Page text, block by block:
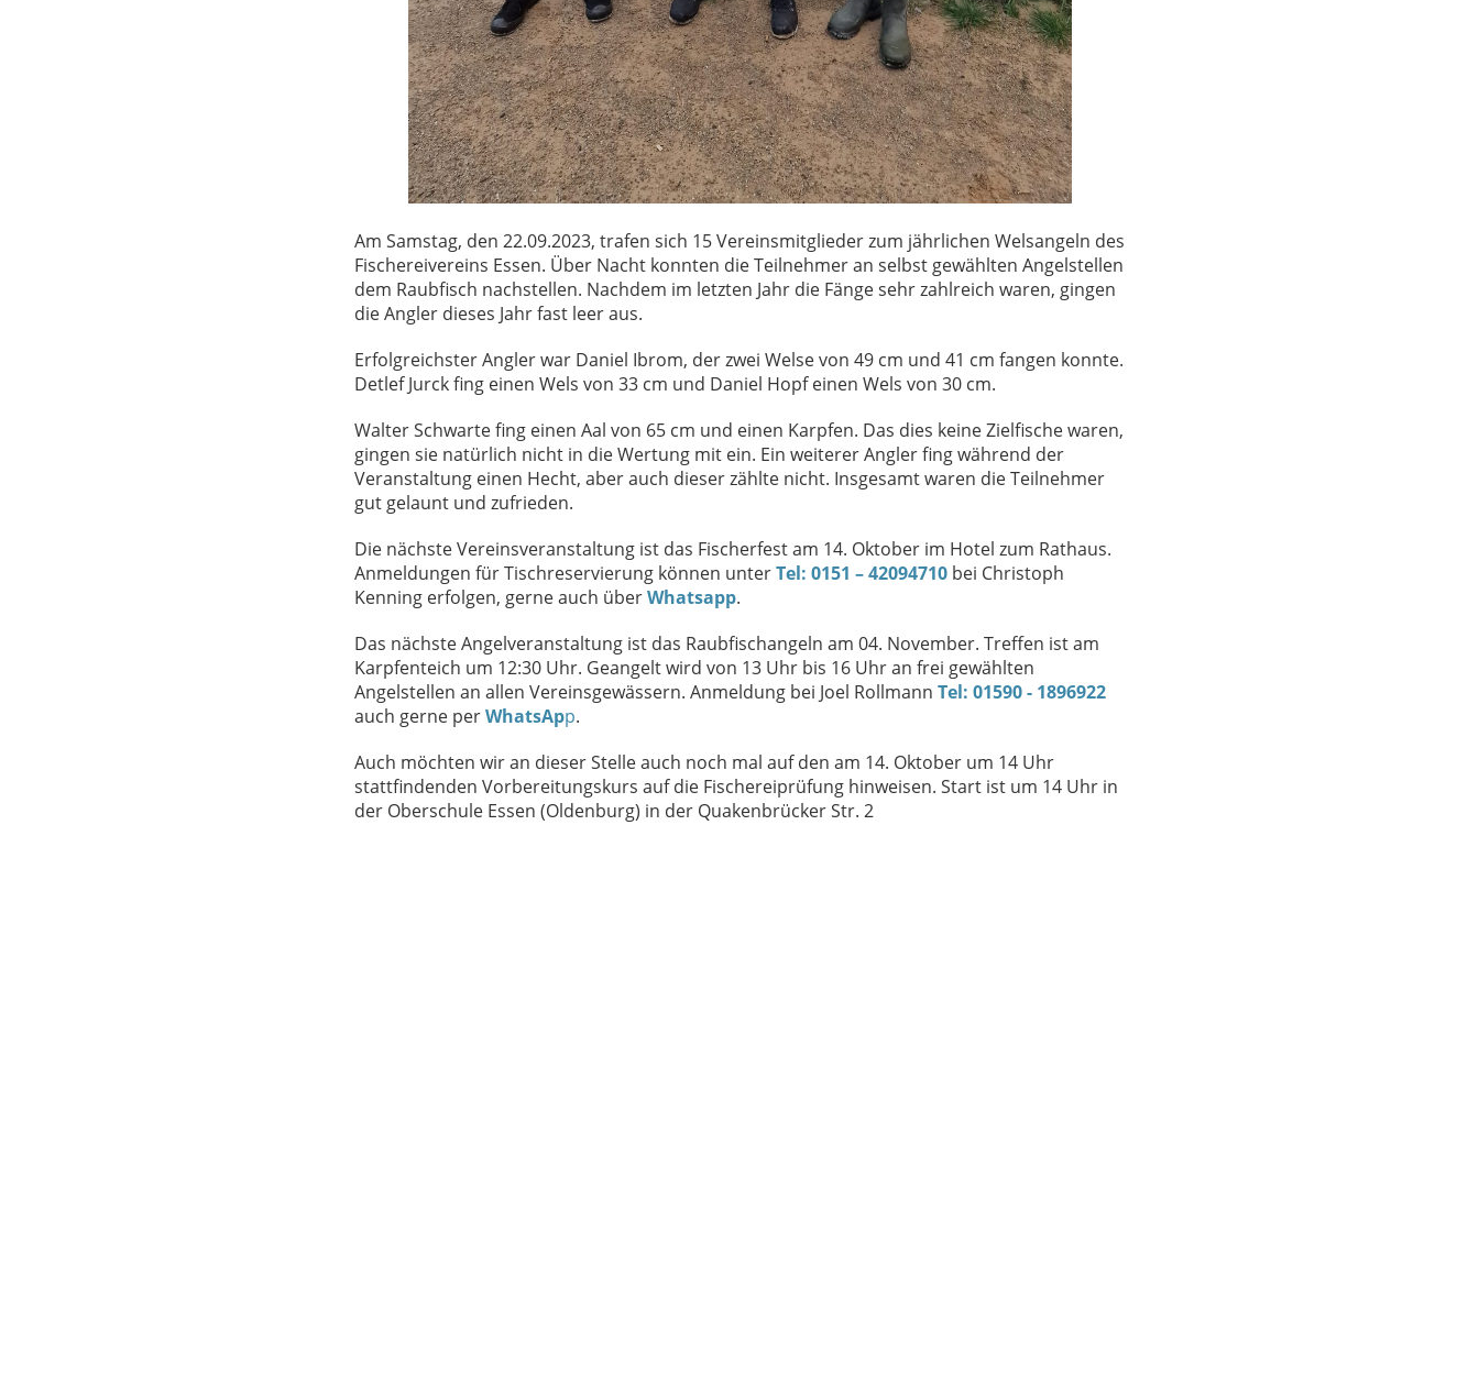
Am Samstag, den 22.09.2023, trafen sich 15 Vereinsmitglieder zum jährlichen Welsangeln des
Fischereivereins Essen. Über Nacht konnten die Teilnehmer an selbst gewählten Angelstellen
dem Raubfisch nachstellen. Nachdem im letzten Jahr die Fänge sehr zahlreich waren, gingen
die Angler dieses Jahr fast leer aus.
Erfolgreichster Angler war Daniel Ibrom, der zwei Welse von 49 cm und 41 cm fangen konnte.
Detlef Jurck fing einen Wels von 33 cm und Daniel Hopf einen Wels von 30 cm.
Walter Schwarte fing einen Aal von 65 cm und einen Karpfen. Das dies keine Zielfische waren,
gingen sie natürlich nicht in die Wertung mit ein. Ein weiterer Angler fing während der
Veranstaltung einen Hecht, aber auch dieser zählte nicht. Insgesamt waren die Teilnehmer
gut gelaunt und zufrieden.
Die nächste Vereinsveranstaltung ist das Fischerfest am 14. Oktober im Hotel zum Rathaus.
Anmeldungen für Tischreservierung können unterTel: 0151 – 42094710bei Christoph
Kenning erfolgen, gerne auch überWhatsapp.
Das nächste Angelveranstaltung ist das Raubfischangeln am 04. November. Treffen ist am
Karpfenteich um 12:30 Uhr. Geangelt wird von 13 Uhr bis 16 Uhr an frei gewählten
Angelstellen an allen Vereinsgewässern. Anmeldung bei Joel Rollmann Tel: 01590 - 1896922
auch gerne perWhatsApp.
Auch möchten wir an dieser Stelle auch noch mal auf den am 14. Oktober um 14 Uhr
stattfindenden Vorbereitungskurs auf die Fischereiprüfung hinweisen. Start ist um 14 Uhr in
der Oberschule Essen (Oldenburg) in der Quakenbrücker Str. 2